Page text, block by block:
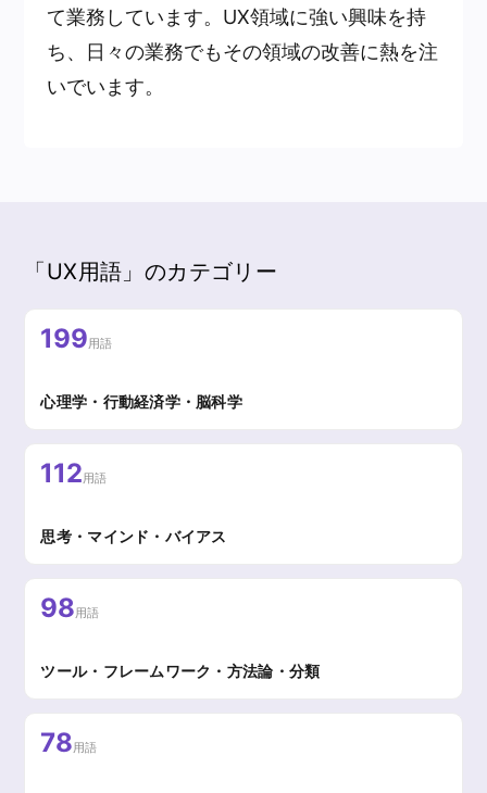
て業務しています。UX領域に強い興味を持
ち、日々の業務でもその領域の改善に熱を注
いでいます。
「UX用語」のカテゴリー
199用語
心理学・行動経済学・脳科学
112用語
思考・マインド・バイアス
98用語
ツール・フレームワーク・方法論・分類
78用語